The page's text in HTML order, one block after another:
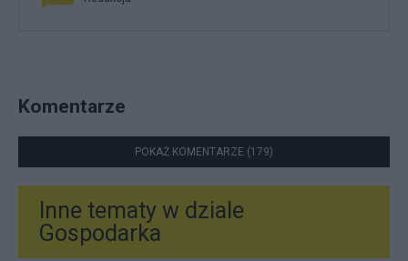
Komentarze
POKAŻ KOMENTARZE (179)
Inne tematy w dziale
Gospodarka